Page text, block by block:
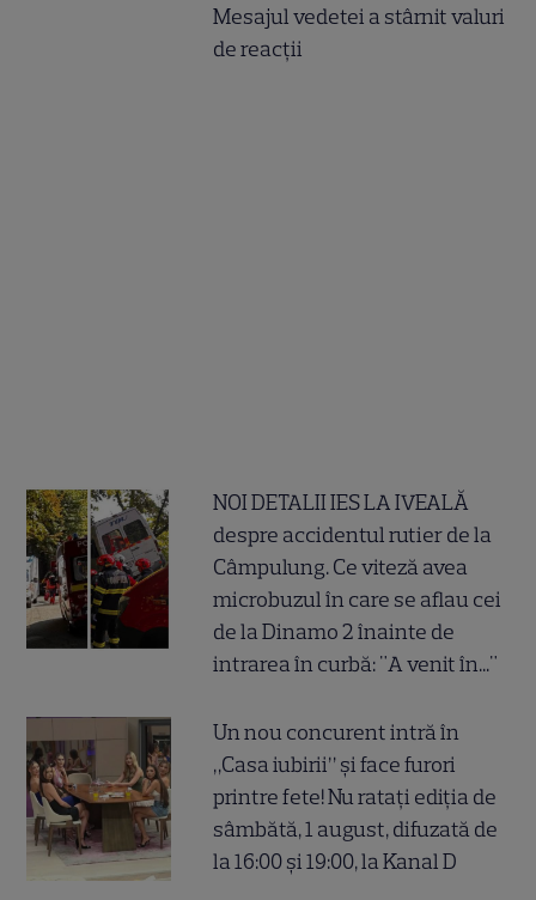
Mesajul vedetei a stârnit valuri
de reacții
NOI DETALII IES LA IVEALĂ
despre accidentul rutier de la
Câmpulung. Ce viteză avea
microbuzul în care se aflau cei
de la Dinamo 2 înainte de
intrarea în curbă: "A venit în..."
Un nou concurent intră în
„Casa iubirii” și face furori
printre fete! Nu ratați ediția de
sâmbătă, 1 august, difuzată de
la 16:00 și 19:00, la Kanal D